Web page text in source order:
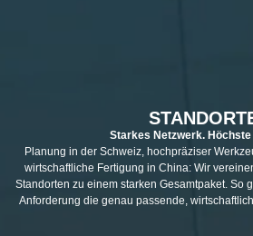
Starkes Netzwerk. Höchste
Planung in der Schweiz, hochpräziser
wirtschaftliche Fertigung in China: Wir
Standorten zu einem starken Gesamtpaket. So
Anforderung die genau passende,